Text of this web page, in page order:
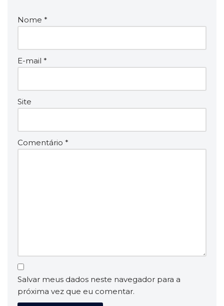
Nome *
E-mail *
Site
Comentário *
Salvar meus dados neste navegador para a
próxima vez que eu comentar.